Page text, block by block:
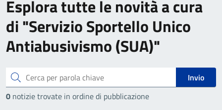
Esplora tutte le novità a cura
di "Servizio Sportello Unico
Antiabusivismo (SUA)"
Cerca
Invio
0 notizie trovate in ordine di pubblicazione